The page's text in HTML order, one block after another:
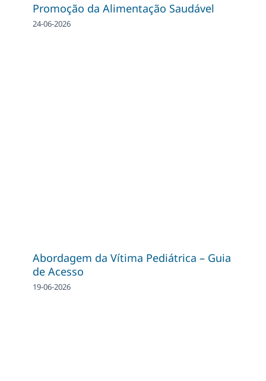
Promoção da Alimentação Saudável
24-06-2026
Abordagem da Vítima Pediátrica – Guia
de Acesso
19-06-2026